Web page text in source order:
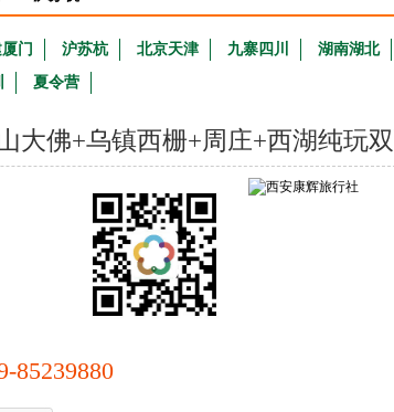
门 沪苏杭 北京天津 九寨四川 湖南湖北
夏令营
大佛+乌镇西栅+周庄+西湖纯玩
85239880